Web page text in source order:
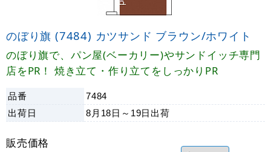
のぼり旗 (7484) カツサンド ブラウン/ホワイト
のぼり旗で、パン屋(ベーカリー)やサンドイッチ専門
店をPR！ 焼き立て・作り立てをしっかりPR
品番 7484
出荷日 8月18日～19日 出荷
販売価格